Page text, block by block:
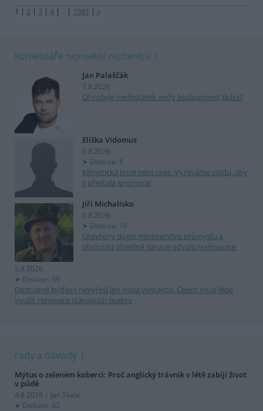
1 | 2 | 3 | 4 | .. | 1581 | »
komentáře nejnovější nejčtenější
Jan Palaščák
7.8.2026
Ohrožuje nedostatek vody budoucnost jádra?
Eliška Vidomus
6.8.2026
Diskuse: 8
Klimatická krize není over. Vyzýváme vládu, aby
ji přestala ignorovat
Jiří Michalisko
6.8.2026
Diskuse: 16
Otevřený dopis ministerstvu průmyslu a
obchodu ohledně sanace odvalu Heřmanice
5.8.2026
Diskuse: 39
Dostupné bydlení nevyřeší jen nová výstavba. Česko musí lépe
využít renovace stávajících budov
rady a návody
Mýtus o zeleném koberci: Proč anglický trávník v létě zabíjí život
v půdě
4.8.2026 | Jan Skala
Diskuse: 32